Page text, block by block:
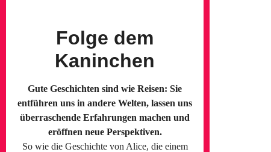
Folge dem
Kaninchen
Gute Geschichten sind wie Reisen: Sie
entführen uns in andere Welten, lassen uns
überraschende Erfahrungen machen und
eröffnen neue Perspektiven.
So wie die Geschichte von Alice, die einem